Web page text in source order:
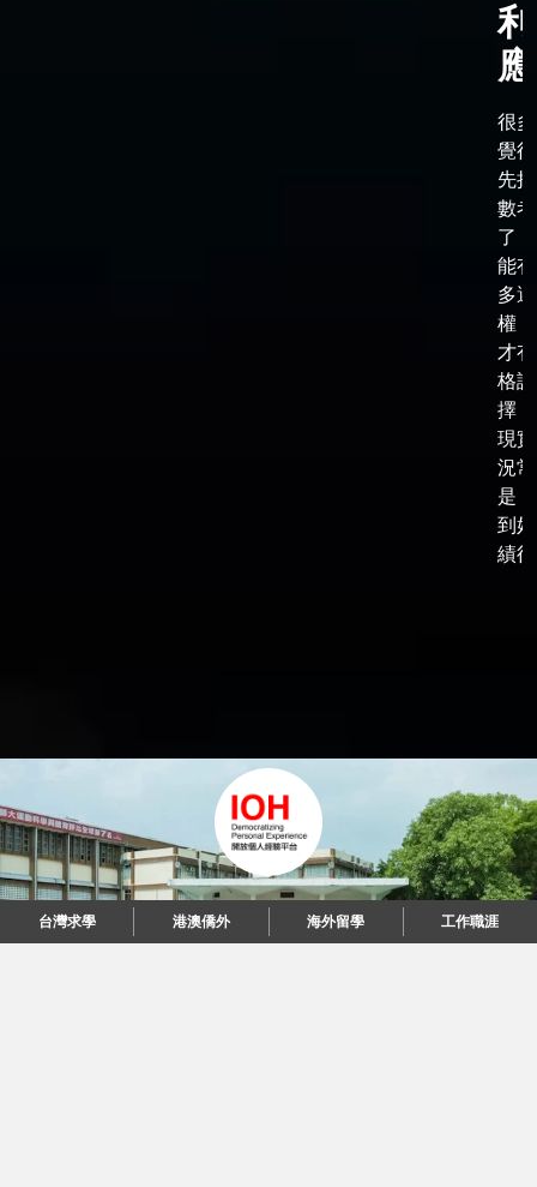
台灣求學 港澳僑外 海外留學 工作職涯
台灣求學 港澳僑外 海外留學 工作職涯
應
很
覺
先
數
了
能
多
權
才
格
擇
現
況常
是
到
績